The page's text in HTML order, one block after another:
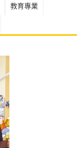
教育專業